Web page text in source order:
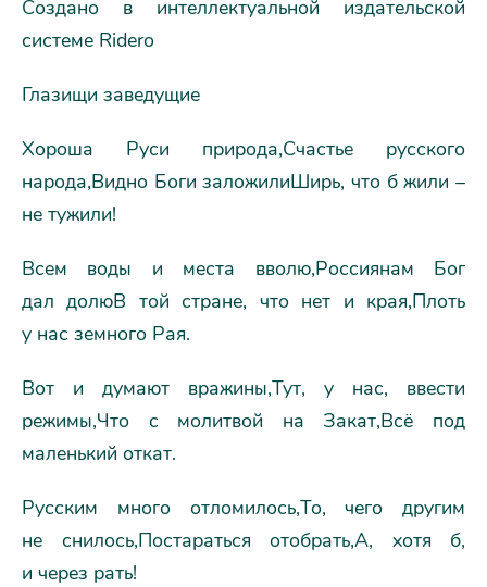
Создано в интеллектуальной издательской
системе Ridero
Глазищи заведущие
Хороша Руси природа,Счастье русского
народа,Видно Боги заложилиШирь, что б жили –
не тужили!
Всем воды и места вволю,Россиянам Бог
дал долюВ той стране, что нет и края,Плоть
у нас земного Рая.
Вот и думают вражины,Тут, у нас, ввести
режимы,Что с молитвой на Закат,Всё под
маленький откат.
Русским много отломилось,То, чего другим
не снилось,Постараться отобрать,А, хотя б,
и через рать!